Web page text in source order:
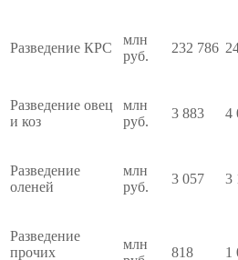
Разведение КРС
млн
руб.
232 786
Разведение овец
и коз
млн
руб.
3 883 4
Разведение
оленей
млн
руб.
3 057 3
Разведение
прочих
млн
818 1